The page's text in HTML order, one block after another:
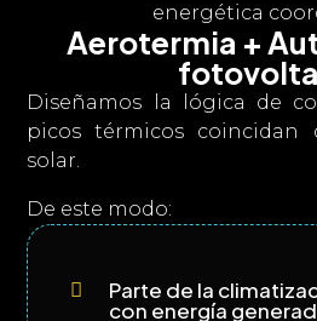
energética
Aerotermia +
Diseñamos la lógica de
picos térmicos coincidan
solar.
De este modo:
 Parte de la
con energía